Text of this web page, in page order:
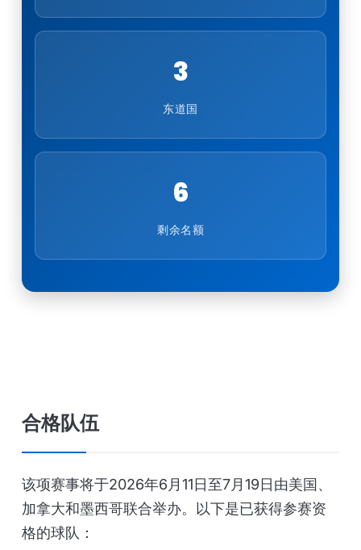
3
东道国
6
剩余名额
合格队伍
该项赛事将于2026年6月11日至7月19日由美国、
加拿大和墨西哥联合举办。以下是已获得参赛资
格的球队：